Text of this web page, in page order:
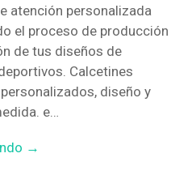
atención personalizada
el proceso de producción
de tus diseños de
Calcetines
diseño y
e…
→